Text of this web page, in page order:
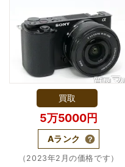
買取
5万5000円
Aランク
（2023年2月の価格です）